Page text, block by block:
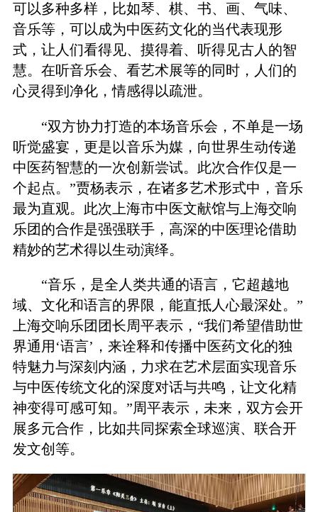
可以多种多样，比如琴、棋、书、画、气味、
音乐等，可以成为中医药文化的当代表现形
式，让人们看得见、摸得着、听得见古人的智
慧。在听音乐会、看艺术展等的同时，人们的
心灵得到净化，情感得以疏泄。
“双方协力打造的本场音乐会，不单是一场
听觉盛宴，更是以音乐为媒，向世界生动传递
中医药智慧的一次创新尝试。此次合作仅是一
个起点。”贾杨表示，在诸多艺术形式中，音乐
最为直观。此次上海市中医文献馆与上海交响
乐团的合作是强强联手，高深的中医理论借助
精妙的艺术得以生动演绎。
“音乐，是全人类共通的语言，它超越地
域、文化和语言的界限，能直抵人心最深处。”
上海交响乐团团长周平表示，“我们希望借助世
界通用‘语言’，来诠释和传播中医药文化的独
特魅力与深刻内涵，力求在艺术层面实现音乐
与中医传统文化的深度对话与共鸣，让文化精
神变得可感可知。”周平表示，未来，双方会开
展多元合作，比如共同探索全球巡演、联合开
发文创等。